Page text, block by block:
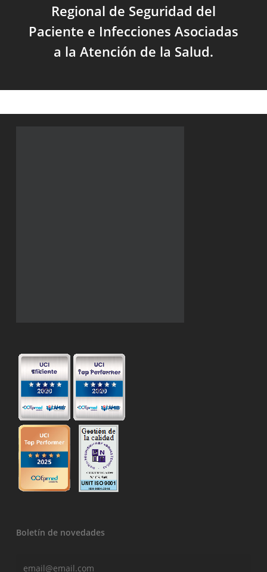
Regional de Seguridad del
Paciente e Infecciones Asociadas
a la Atención de la Salud.
Boletín de novedades